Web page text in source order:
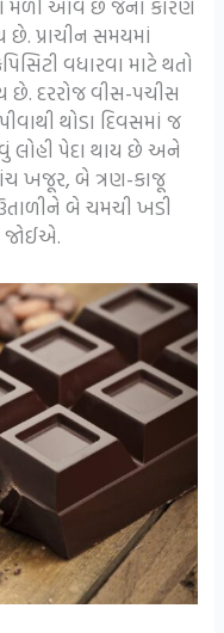
મળી આવે છે જેના કારણે
પ્રાચીન સમયમાં
વધારવા માટે થતો
છે. દરરોજ વીસ-પચીસ
થોડા દિવસમાં જ
લોહી પેદા થાય છે અને
ખજૂર, બે ત્રણ-કાજૂ
બે ચમચી ખડી
જોઈએ.